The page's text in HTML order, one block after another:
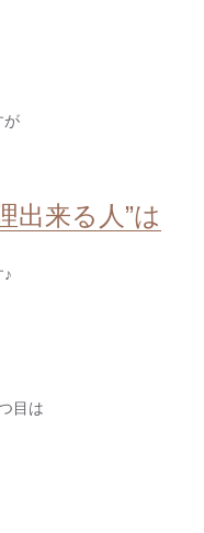
が
出来る人”は
目は